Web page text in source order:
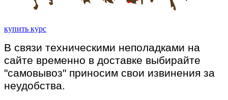
купить курс
В связи техническими неполадками на
сайте временно в доставке выбирайте
"самовывоз" приносим свои извинения за
неудобства.